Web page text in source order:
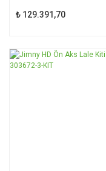
₺ 129.391,70